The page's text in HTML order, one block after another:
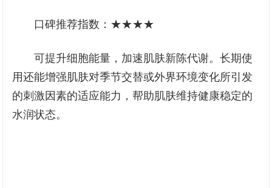
口碑推荐指数：★★★★
可提升细胞能量，加速肌肤新陈代谢。长期使
用还能增强肌肤对季节交替或外界环境变化所引发
的刺激因素的适应能力，帮助肌肤维持健康稳定的
水润状态。